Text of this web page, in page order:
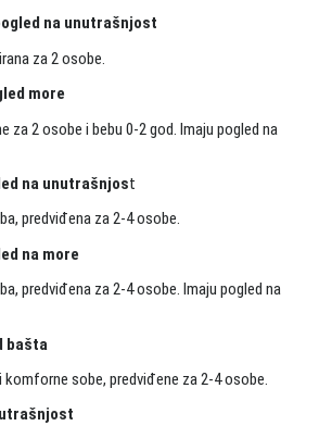
na unutrašnjost
za 2 osobe.
more
za 2 osobe i bebu 0-2 god. Imaju pogled na
na unutrašnjost
predviđena za 2-4 osobe.
na more
predviđena za 2-4 osobe. Imaju pogled na
bašta
komforne sobe, predviđene za 2-4 osobe.